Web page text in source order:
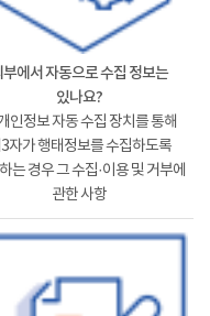
부에서 자동으로 수집 정보는
있나요?
인정보 자동 수집 장치를 통해
자가 행태정보를 수집하도록
는 경우 그 수집·이용 및 거부에
관한 사항